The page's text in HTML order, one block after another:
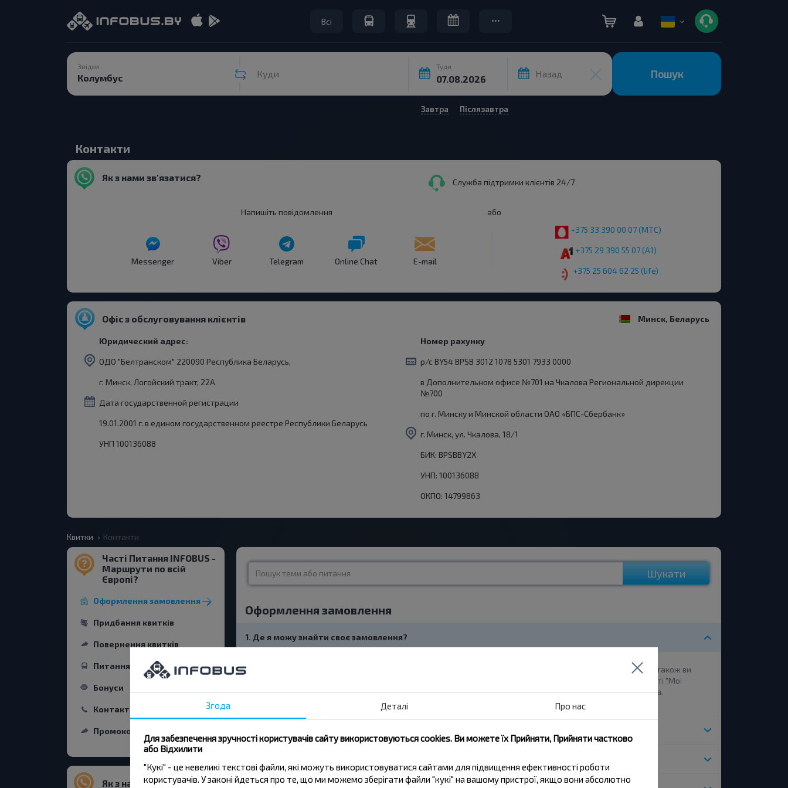
Всі
Звідки
Куди
Туди
Назад Пошук
Завтра Післязавтра
Контакти
Як з нами зв'язатися? Служба підтримки клієнтів 24/7
Напишіть повідомлення
Messenger Viber Telegram Online Chat E-mail
або
+375 33 390 00 07 (МТС)
+375 29 390 55 07 (А1)
+375 25 604 62 25 (life)
Офіс з обслуговування клієнтів Минск, Беларусь
Юридический адрес:
ОДО "Белтранском" 220090 Республика Беларусь,
г. Минск, Логойский тракт, 22А
Дата государственной регистрации
19.01.2001 г. в едином государственном реестре Республики Беларусь
УНП 100136088
Номер рахунку
р/с BY54 BPSB 3012 1078 5301 7933 0000
в Дополнительном офисе №701 на Чкалова Региональной дирекции
№700
по г. Минску и Минской области ОАО «БПС-Сбербанк»
г. Минск, ул. Чкалова, 18/1
БИК: BPSBBY2X
УНП: 100136088
ОКПО: 14799863
Квитки Контакти
Часті Питання INFOBUS -
Маршрути по всій
Європі?
Оформлення замовлення
Придбання квитків
Повернення квитків
Питання про поїздку
Бонуси
Контакти
Промокод
Як з нами зв'язатися?
Шукати
Оформлення замовлення
1. Де я можу знайти своє замовлення?
Вся необхідна інформація автоматично надсилається на вказану вами електронну пошту під час покупки, також ви
можете переглянути своє замовлення в особистому кабінеті на сайті або в додатку. Також у розділі на сайті "Мої
квитки" з інформацією про номер замовлення/квитка та захисний код, якщо реєстрація не була проведена.
Згода Деталі Про нас
Для забезпечення зручності користувачів сайту використовуються cookies. Ви можете їх Прийняти, Прийняти частково
або Відхилити
"Кукі" - це невеликі текстові файли, які можуть використовуватися сайтами для підвищення ефективності роботи
користувачів. У законі йдеться про те, що ми можемо зберігати файли "кукі" на вашому пристрої, якщо вони абсолютно